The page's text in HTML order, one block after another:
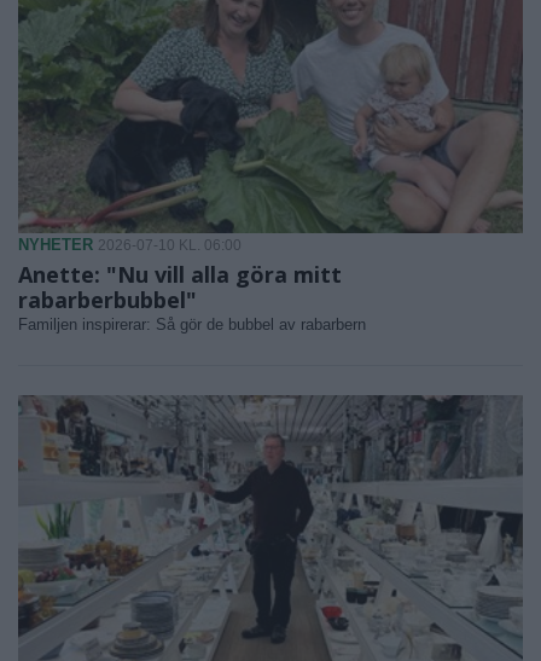
NYHETER 2026-07-10 KL. 06:00
Anette: "Nu vill alla göra mitt
rabarberbubbel"
Familjen inspirerar: Så gör de bubbel av rabarbern